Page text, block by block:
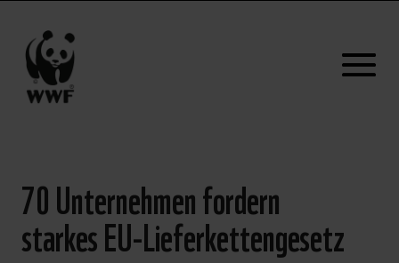
70 Unternehmen fordern
starkes EU-Lieferkettengesetz